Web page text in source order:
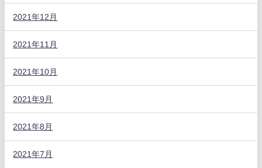
2021年12月
2021年11月
2021年10月
2021年9月
2021年8月
2021年7月